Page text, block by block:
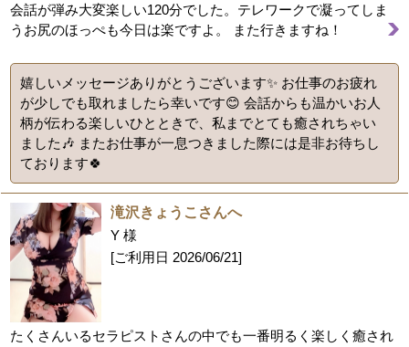
会話が弾み大変楽しい120分でした。テレワークで凝ってしま
うお尻のほっぺも今日は楽ですよ。 また行きますね！
嬉しいメッセージありがとうございます✨️ お仕事のお疲れ
が少しでも取れましたら幸いです😊 会話からも温かいお人
柄が伝わる楽しいひとときで、私までとても癒されちゃい
ました🎶 またお仕事が一息つきました際には是非お待ちし
ております🍀
滝沢きょうこさんへ
Y 様
[ご利用日 2026/06/21]
たくさんいるセラピストさんの中でも一番明るく楽しく癒され